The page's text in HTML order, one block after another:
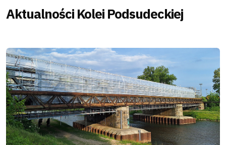
Aktualności Kolei Podsudeckiej